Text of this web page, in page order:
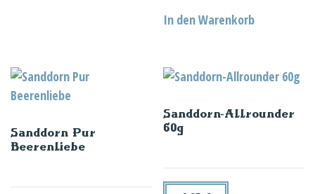
In den Warenkorb
Sanddorn Pur
Beerenliebe
Sanddorn-Allrounder
60g